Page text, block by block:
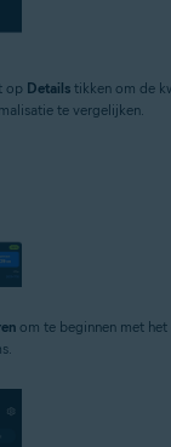
op Details tikken om de
te vergelijken.
om te beginnen met